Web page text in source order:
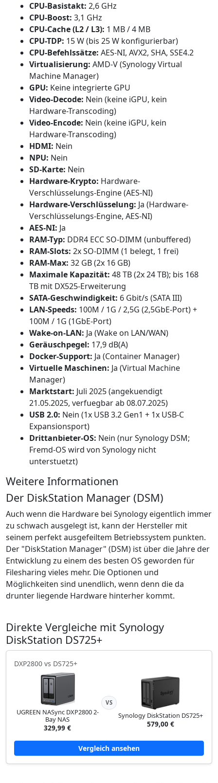
CPU-Basistakt: 2,6 GHz
CPU-Boost: 3,1 GHz
CPU-Cache (L2 / L3): 1 MB / 4 MB
CPU-TDP: 15 W (bis 25 W konfigurierbar)
CPU-Befehlssätze: AES-NI, AVX2, SHA, SSE4.2
Virtualisierung: AMD-V (Synology Virtual
Machine Manager)
GPU: Keine integrierte GPU
Video-Decode: Nein (keine iGPU, kein
Hardware-Transcoding)
Video-Encode: Nein (keine iGPU, kein
Hardware-Transcoding)
HDMI: Nein
NPU: Nein
SD-Karte: Nein
Hardware-Krypto: Hardware-
Verschlüsselungs-Engine (AES-NI)
Hardware-Verschlüsselung: Ja (Hardware-
Verschlüsselungs-Engine, AES-NI)
AES-NI: Ja
RAM-Typ: DDR4 ECC SO-DIMM (unbuffered)
RAM-Slots: 2x SO-DIMM (1 belegt, 1 frei)
RAM-Max: 32 GB (2x 16 GB)
Maximale Kapazität: 48 TB (2x 24 TB); bis 168
TB mit DX525-Erweiterung
SATA-Geschwindigkeit: 6 Gbit/s (SATA III)
LAN-Speeds: 100M / 1G / 2,5G (2,5GbE-Port) +
100M / 1G (1GbE-Port)
Wake-on-LAN: Ja (Wake on LAN/WAN)
Geräuschpegel: 17,9 dB(A)
Docker-Support: Ja (Container Manager)
Virtuelle Maschinen: Ja (Virtual Machine
Manager)
Marktstart: Juli 2025 (angekuendigt
21.05.2025, verfuegbar ab 08.07.2025)
USB 2.0: Nein (1x USB 3.2 Gen1 + 1x USB-C
Expansionsport)
Drittanbieter-OS: Nein (nur Synology DSM;
Fremd-OS wird von Synology nicht
unterstuetzt)
Weitere Informationen
Der DiskStation Manager (DSM)
Auch wenn die Hardware bei Synology eigentlich immer
zu schwach ausgelegt ist, kann der Hersteller mit
seinem perfekt ausgefeiltem Betriebssystem punkten.
Der "DiskStation Manager" (DSM) ist über die Jahre der
Entwicklung zu einem des besten OS geworden für
Filesharing vieles mehr. Die Optionen und
Möglichkeiten sind unendlich, wenn denn die da
drunter liegende Hardware hinterher kommt.
Direkte Vergleiche mit Synology
DiskStation DS725+
DXP2800 vs DS725+
UGREEN NASync DXP2800 2-
Bay NAS
329,99 €
VS
Synology DiskStation DS725+
579,00 €
Vergleich ansehen